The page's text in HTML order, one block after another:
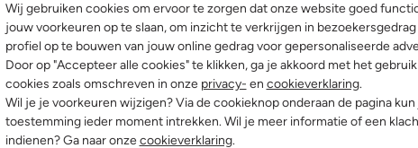
Wij gebruiken cookies om ervoor te zorgen dat onze website goed
jouw voorkeuren op te slaan, om inzicht te verkrijgen in bezoekersgedrag
profiel op te bouwen van jouw online gedrag voor gepersonaliseerde
Door op "Accepteer alle cookies" te klikken, ga je akkoord met het gebruik
cookies zoals omschreven in onze privacy- en cookieverklaring.
Wil je je voorkeuren wijzigen? Via de cookieknop onderaan de pagina
toestemming ieder moment intrekken. Wil je meer informatie of een
indienen? Ga naar onzecookieverklaring.